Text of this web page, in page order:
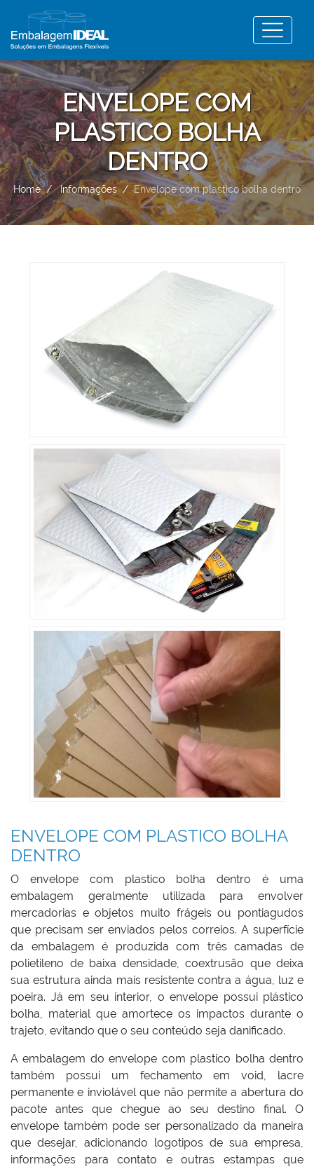
ENVELOPE COM
PLASTICO BOLHA
DENTRO
Home Informações Envelope com plastico bolha dentro
ENVELOPE COM PLASTICO BOLHA
DENTRO
O envelope com plastico bolha dentro é uma
embalagem geralmente utilizada para envolver
mercadorias e objetos muito frágeis ou pontiagudos
que precisam ser enviados pelos correios. A superfície
da embalagem é produzida com três camadas de
polietileno de baixa densidade, coextrusão que deixa
sua estrutura ainda mais resistente contra a água, luz e
poeira. Já em seu interior, o envelope possui plástico
bolha, material que amortece os impactos durante o
trajeto, evitando que o seu conteúdo seja danificado.
A embalagem do envelope com plastico bolha dentro
também possui um fechamento em void, lacre
permanente e inviolável que não permite a abertura do
pacote antes que chegue ao seu destino final. O
envelope também pode ser personalizado da maneira
que desejar, adicionando logotipos de sua empresa,
informações para contato e outras estampas que